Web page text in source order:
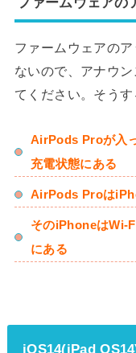
ファームウェアの
ないので、アナウ
てください。そう
AirPods Proが入
充電状態にある
AirPods Proは
そのiPhoneはWi-
にある
iOS14(iPad